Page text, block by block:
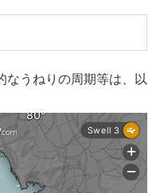
なうねりの周期等は、以